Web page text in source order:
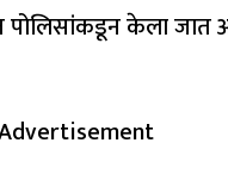
केला जात